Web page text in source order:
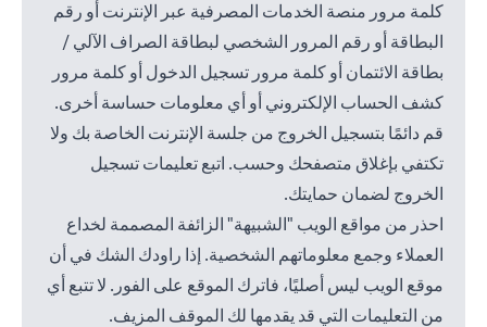
كلمة مرور منصة الخدمات المصرفية عبر الإنترنت أو رقم
البطاقة أو رقم المرور الشخصي لبطاقة الصراف الآلي /
بطاقة الائتمان أو كلمة مرور تسجيل الدخول أو كلمة مرور
كشف الحساب الإلكتروني أو أي معلومات حساسة أخرى.
قم دائمًا بتسجيل الخروج من جلسة الإنترنت الخاصة بك ولا
تكتفي بإغلاق متصفحك وحسب. اتبع تعليمات تسجيل
الخروج لضمان حمايتك.
احذر من مواقع الويب "الشبيهة" الزائفة المصممة لخداع
العملاء وجمع معلوماتهم الشخصية. إذا راودك الشك في أن
موقع الويب ليس أصليًا، فاترك الموقع على الفور. لا تتبع أي
من التعليمات التي قد يقدمها لك الموقف المزيف.